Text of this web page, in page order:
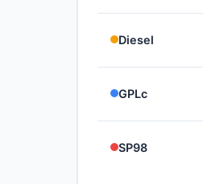
Diesel
GPLc
SP98